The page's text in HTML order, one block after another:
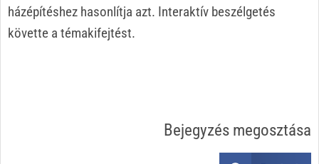
házépítéshez hasonlítja azt. Interaktív beszélgetés
követte a témakifejtést.
Bejegyzés megosztása